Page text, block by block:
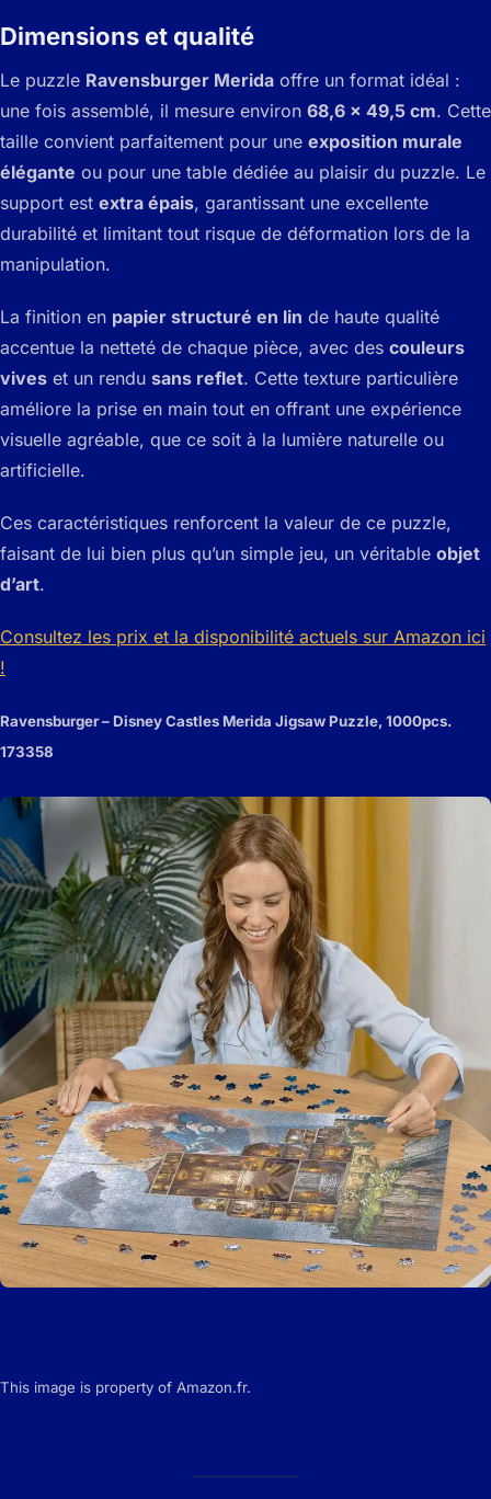
Dimensions et qualité
Le puzzle Ravensburger Merida offre un format idéal :
une fois assemblé, il mesure environ 68,6 x 49,5 cm. Cette
taille convient parfaitement pour une exposition murale
élégante ou pour une table dédiée au plaisir du puzzle. Le
support est extra épais, garantissant une excellente
durabilité et limitant tout risque de déformation lors de la
manipulation.
La finition en papier structuré en lin de haute qualité
accentue la netteté de chaque pièce, avec des couleurs
vives et un rendu sans reflet. Cette texture particulière
améliore la prise en main tout en offrant une expérience
visuelle agréable, que ce soit à la lumière naturelle ou
artificielle.
Ces caractéristiques renforcent la valeur de ce puzzle,
faisant de lui bien plus qu’un simple jeu, un véritable objet
d’art.
Consultez les prix et la disponibilité actuels sur Amazon ici
!
Ravensburger – Disney Castles Merida Jigsaw Puzzle, 1000pcs.
173358
This image is property of Amazon.fr.